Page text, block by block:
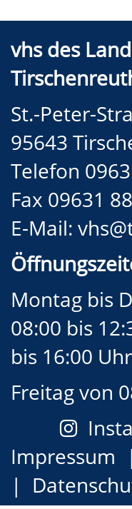
vhs des
St.-Peter-
95643
Telefon
Fax 09631
E-Mail:
Montag bis
08:00 bis
bis 16:00 Uhr
Freitag von
Impressum